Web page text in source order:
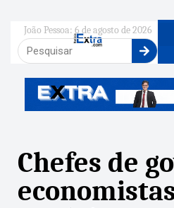
João Pessoa: 6 de agosto de 2026
Chefes de